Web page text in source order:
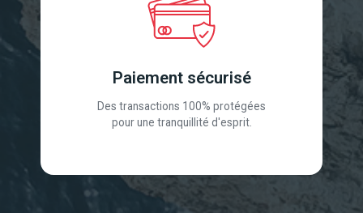
Paiement sécurisé
Des transactions 100% protégées
pour une tranquillité d'esprit.